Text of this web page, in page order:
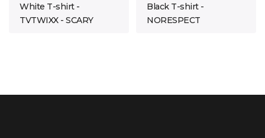
White T-shirt -
TVTWIXX - SCARY
Black T-shirt -
NORESPECT